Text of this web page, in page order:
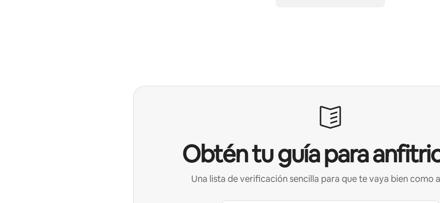
Obtén tu guía para
Una lista de verificación sencilla para que te vaya bien como